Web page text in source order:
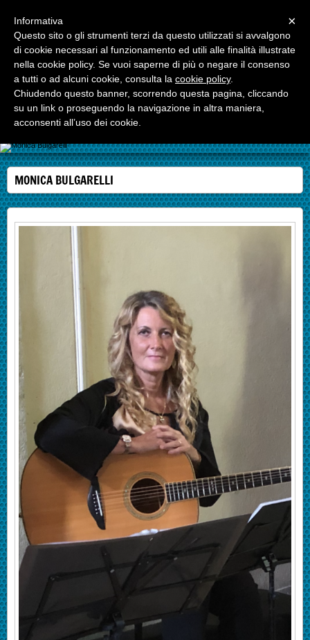
Associazione ICHITARRISSIMI
ASSOCIAZIONE Scuola di Musica ichitarrissimi Convenzionata con il
MONICA BULGARELLI
×
Informativa
Questo sito o gli strumenti terzi da questo utilizzati si avvalgono
di cookie necessari al funzionamento ed utili alle finalità illustrate
nella cookie policy. Se vuoi saperne di più o negare il consenso
a tutti o ad alcuni cookie, consulta la cookie policy.
Chiudendo questo banner, scorrendo questa pagina, cliccando
su un link o proseguendo la navigazione in altra maniera,
acconsenti all’uso dei cookie.